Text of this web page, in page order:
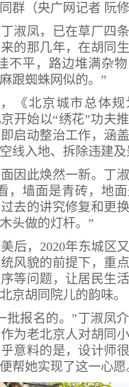
群（央广网记者 阮
凤，已在草厂四条
的那几年，在胡同
不平，路边堆满杂
跟蜘蛛网似的。”
北京城市总体规
开始以“绣花”功夫
启动整治工作，涵
线入地、拆除违建
此焕然一新。丁淑
，墙面是青砖，地
去的讲究修复和更
头做的灯杆。”
，2020年东城区又
风貌的前提下，重
等问题，让居民生
京胡同院儿的韵味。
报名的。”丁淑凤介
为老北京人对胡同
意料的是，设计师
帮她实现了这一心愿